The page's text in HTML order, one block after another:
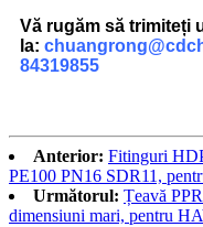
Vă rugăm să trimiteți
la:
84319855
Anterior: Fitinguri
PE100 PN16 SDR11,
Următorul: Țeavă
dimensiuni mari, pentru